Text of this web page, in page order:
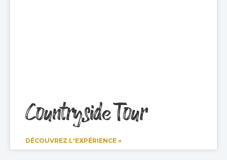
Countryside Tour
DÉCOUVREZ L'EXPÉRIENCE »